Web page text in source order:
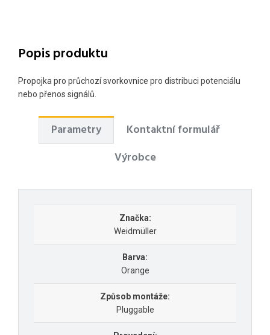
Popis produktu
Propojka pro průchozí svorkovnice pro distribuci potenciálu
nebo přenos signálů.
Parametry
Kontaktní formulář
Výrobce
Značka:
Weidmüller
Barva:
Orange
Způsob montáže:
Pluggable